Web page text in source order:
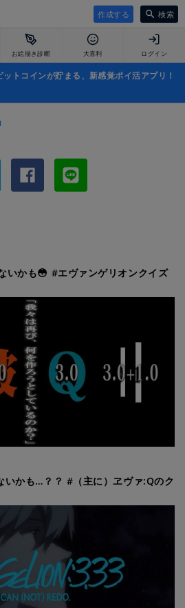
作成する 検索
お絵描き診断 大喜利 ログイン
トコインが貯まる、新感覚ポイ活アプリ！
いかも😳 #エヴァンゲリオンクイズ
いかも…？？ #（主に）ヱヴァ:Qのク